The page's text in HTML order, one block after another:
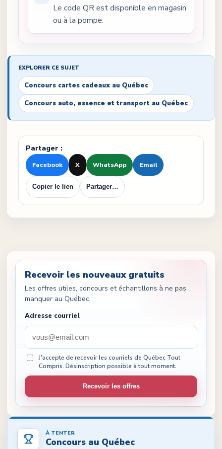
Le code QR est disponible en magasin
ou à la pompe.
EXPLORER CE SUJET
Concours cartes cadeaux au Québec
Concours auto, essence et transport au Québec
Partager :
Facebook X WhatsApp Email
Copier le lien Partager…
Recevoir les nouveaux gratuits
Les offres utiles, concours et échantillons à ne pas
manquer au Québec.
Adresse courriel
J'accepte de recevoir les courriels de Québec Tout
Compris. Désinscription possible à tout moment.
Recevoir les offres
À TENTER
Concours au Québec